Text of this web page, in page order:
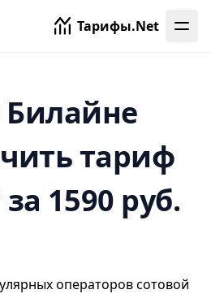
Тарифы.Net
Билайне
тариф
1590 руб.
операторов сотовой